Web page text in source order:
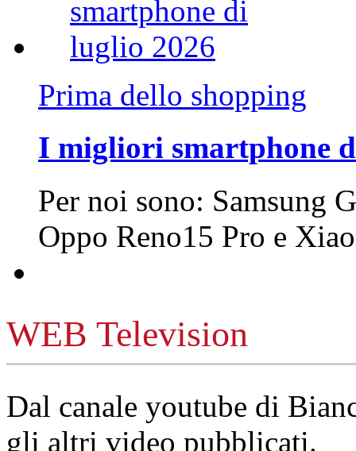
Prima dello shopping
I migliori smartphone
Per noi sono: Samsung
Oppo Reno15 Pro e
WEB Television
Dal canale youtube di
gli altri video pubblicati.